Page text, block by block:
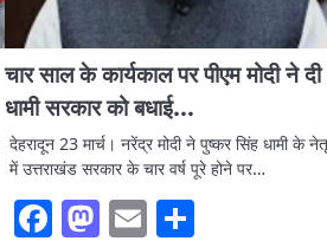
चार साल के कार्यकाल पर पीएम मोदी ने दी
धामी सरकार को बधाई…
देहरादून 23 मार्च। नरेंद्र मोदी ने पुष्कर सिंह धामी के
में उत्तराखंड सरकार के चार वर्ष पूरे होने पर…
Facebook
Mastodon
Email